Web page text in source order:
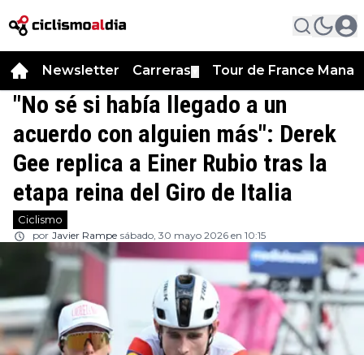
Newsletter Carreras Tour de France
"No sé si había llegado a un
acuerdo con alguien más": Derek
Gee replica a Einer Rubio tras la
etapa reina del Giro de Italia
Ciclismo
por Javier Rampe sábado, 30 mayo 2026 en 10:15